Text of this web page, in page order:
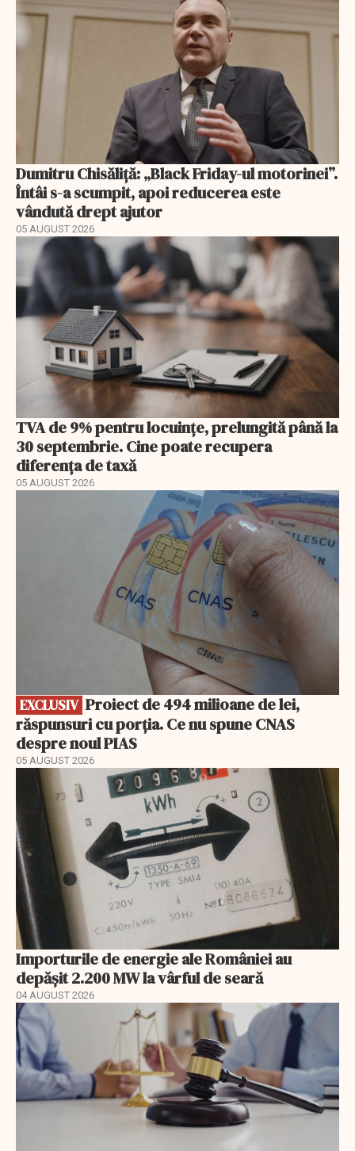
Dumitru Chisăliță: „Black Friday-ul motorinei”.
Întâi s-a scumpit, apoi reducerea este
vândută drept ajutor
05 AUGUST 2026
TVA de 9% pentru locuințe, prelungită până la
30 septembrie. Cine poate recupera
diferența de taxă
05 AUGUST 2026
EXCLUSIV
răspunsuri cu porția. Ce nu spune CNAS
despre noul PIAS
05 AUGUST 2026
Importurile de energie ale României au
depășit 2.200 MW la vârful de seară
04 AUGUST 2026